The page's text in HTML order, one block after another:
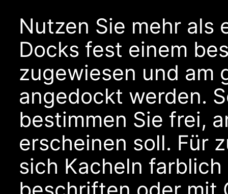
Nutzen Sie mehr als
Docks fest einem
zugewiesen und am
angedockt werden.
bestimmen Sie frei,
erscheinen soll. Für
sich Kacheln